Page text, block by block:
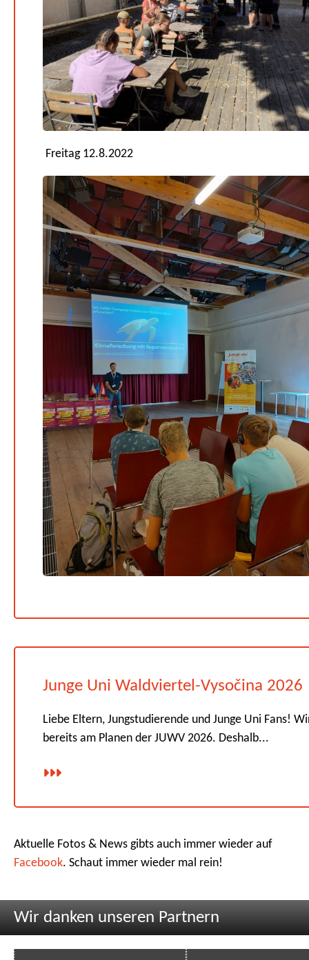
Freitag 12.8.2022
Junge Uni Waldviertel-Vysočina 2026
Liebe Eltern, Jungstudierende und Junge Uni Fans!
bereits am Planen der JUWV 2026. Deshalb...
Aktuelle Fotos & News gibts auch immer wieder auf
Facebook. Schaut immer wieder mal rein!
Wir danken unseren Partnern